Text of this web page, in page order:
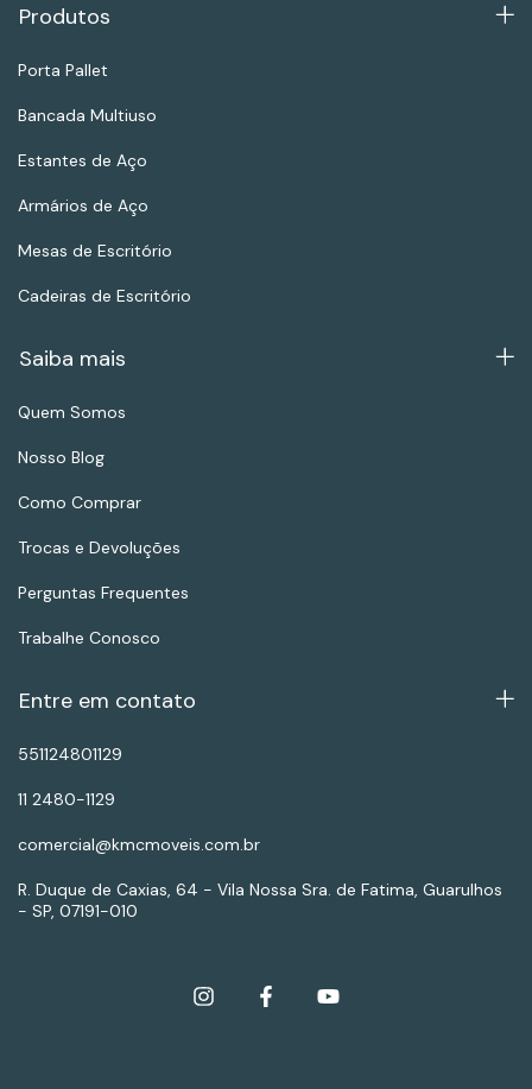
Produtos
Porta Pallet
Bancada Multiuso
Estantes de Aço
Armários de Aço
Mesas de Escritório
Cadeiras de Escritório
Saiba mais
Quem Somos
Nosso Blog
Como Comprar
Trocas e Devoluções
Perguntas Frequentes
Trabalhe Conosco
Entre em contato
551124801129
11 2480-1129
comercial@kmcmoveis.com.br
R. Duque de Caxias, 64 - Vila Nossa Sra. de Fatima, Guarulhos
- SP, 07191-010